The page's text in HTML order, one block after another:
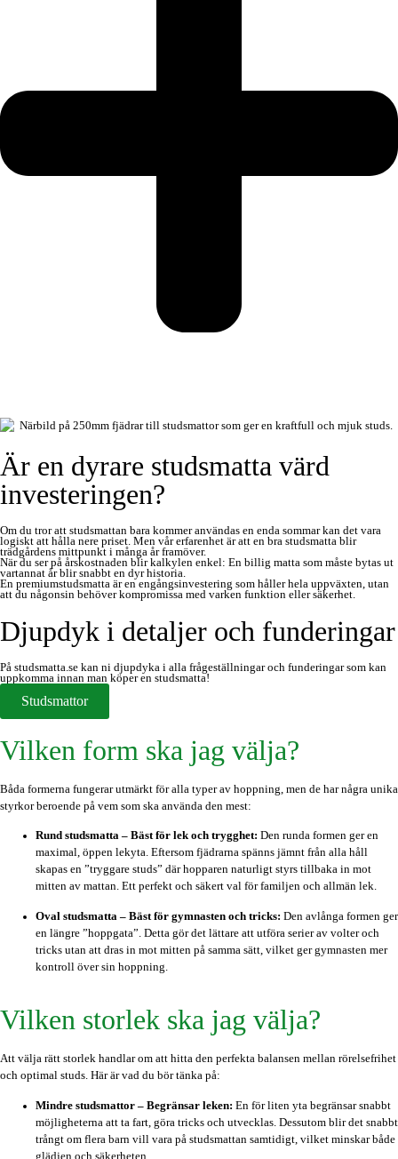
Är en dyrare studsmatta värd
investeringen?
Om du tror att studsmattan bara kommer användas en enda sommar kan det vara
logiskt att hålla nere priset. Men vår erfarenhet är att en bra studsmatta blir
trädgårdens mittpunkt i många år framöver.
När du ser på årskostnaden blir kalkylen enkel: En billig matta som måste bytas ut
vartannat år blir snabbt en dyr historia.
En premiumstudsmatta är en engångsinvestering som håller hela uppväxten, utan
att du någonsin behöver kompromissa med varken funktion eller säkerhet.
Djupdyk i detaljer och funderingar
På studsmatta.se kan ni djupdyka i alla frågeställningar och funderingar som kan
uppkomma innan man köper en studsmatta!
Studsmattor
Vilken form ska jag välja?
Båda formerna fungerar utmärkt för alla typer av hoppning, men de har några unika
styrkor beroende på vem som ska använda den mest:
Rund studsmatta – Bäst för lek och trygghet: Den runda formen ger en
maximal, öppen lekyta. Eftersom fjädrarna spänns jämnt från alla håll
skapas en ”tryggare studs” där hopparen naturligt styrs tillbaka in mot
mitten av mattan. Ett perfekt och säkert val för familjen och allmän lek.
Oval studsmatta – Bäst för gymnasten och tricks: Den avlånga formen ger
en längre ”hoppgata”. Detta gör det lättare att utföra serier av volter och
tricks utan att dras in mot mitten på samma sätt, vilket ger gymnasten mer
kontroll över sin hoppning.
Vilken storlek ska jag välja?
Att välja rätt storlek handlar om att hitta den perfekta balansen mellan rörelsefrihet
och optimal studs. Här är vad du bör tänka på:
Mindre studsmattor – Begränsar leken: En för liten yta begränsar snabbt
möjligheterna att ta fart, göra tricks och utvecklas. Dessutom blir det snabbt
trångt om flera barn vill vara på studsmattan samtidigt, vilket minskar både
glädjen och säkerheten.